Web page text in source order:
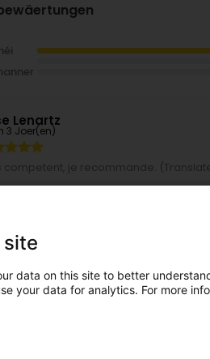
Lenartz
3 Joer(en)
competent, je recommande.
5 Joer(en)
site
data on this site to better
your data for analytics. For more